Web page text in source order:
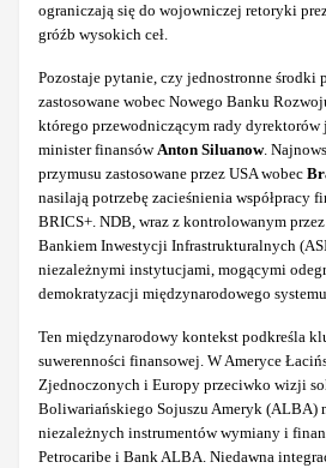
ograniczają się do wojowniczej retoryki
gróźb wysokich ceł.
Pozostaje pytanie, czy jednostronne środki
zastosowane wobec Nowego Banku
którego przewodniczącym rady dyrektorów
minister finansówAnton Siluanow.
przymusu zastosowane przez USA wobec
nasilają potrzebę zacieśnienia współpracy
BRICS+. NDB, wraz z kontrolowanym przez
Bankiem Inwestycji Infrastrukturalnych
niezależnymi instytucjami, mogącymi
demokratyzacji międzynarodowego
Ten międzynarodowy kontekst podkreśla
suwerenności finansowej. W Ameryce
Zjednoczonych i Europy przeciwko wizji
Boliwariańskiego Sojuszu Ameryk (ALBA)
niezależnych instrumentów wymiany i
Petrocaribe i Bank ALBA. Niedawna